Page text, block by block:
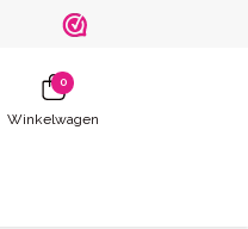
0
Winkelwagen